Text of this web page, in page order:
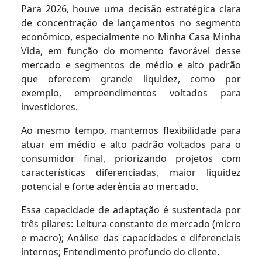
Para 2026, houve uma decisão estratégica clara
de concentração de lançamentos no segmento
econômico, especialmente no Minha Casa Minha
Vida, em função do momento favorável desse
mercado e segmentos de médio e alto padrão
que oferecem grande liquidez, como por
exemplo, empreendimentos voltados para
investidores.
Ao mesmo tempo, mantemos flexibilidade para
atuar em médio e alto padrão voltados para o
consumidor final, priorizando projetos com
características diferenciadas, maior liquidez
potencial e forte aderência ao mercado.
Essa capacidade de adaptação é sustentada por
três pilares: Leitura constante de mercado (micro
e macro); Análise das capacidades e diferenciais
internos; Entendimento profundo do cliente.